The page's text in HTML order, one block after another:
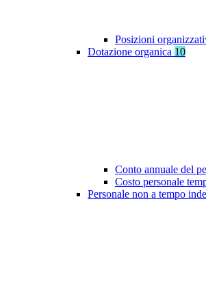
Posizioni
Dotazione organica 10
Conto annuale del
Costo personale
Personale non a tempo